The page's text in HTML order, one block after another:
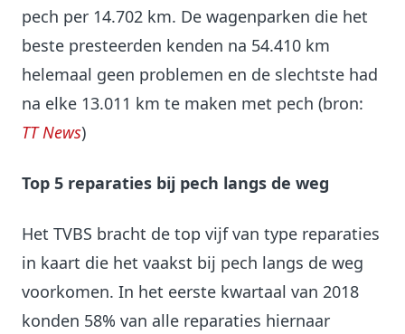
pech per 14.702 km. De wagenparken die het
beste presteerden kenden na 54.410 km
helemaal geen problemen en de slechtste had
na elke 13.011 km te maken met pech (bron:
TT News)
Top 5 reparaties bij pech langs de weg
Het TVBS bracht de top vijf van type reparaties
in kaart die het vaakst bij pech langs de weg
voorkomen. In het eerste kwartaal van 2018
konden 58% van alle reparaties hiernaar